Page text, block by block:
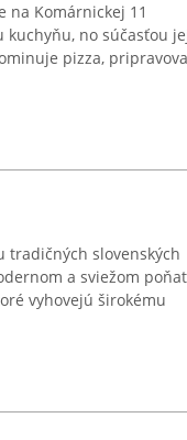
na Komárnickej 11
no súčasťou
pizza,
tradičných slovenských
a sviežom
vyhovejú širokému